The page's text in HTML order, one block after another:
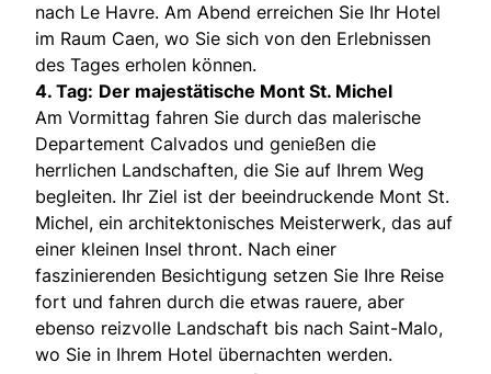
nach Le Havre. Am Abend erreichen Sie Ihr Hotel
im Raum Caen, wo Sie sich von den Erlebnissen
des Tages erholen können.
4. Tag: Der majestätische Mont St. Michel
Am Vormittag fahren Sie durch das malerische
Departement Calvados und genießen die
herrlichen Landschaften, die Sie auf Ihrem Weg
begleiten. Ihr Ziel ist der beeindruckende Mont St.
Michel, ein architektonisches Meisterwerk, das auf
einer kleinen Insel thront. Nach einer
faszinierenden Besichtigung setzen Sie Ihre Reise
fort und fahren durch die etwas rauere, aber
ebenso reizvolle Landschaft bis nach Saint-Malo,
wo Sie in Ihrem Hotel übernachten werden.